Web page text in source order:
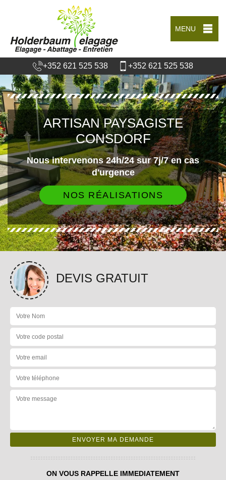
MENU
+352 621 525 538 +352 621 525 538
ARTISAN PAYSAGISTE
CONSDORF
Nous intervenons 24h/24 sur 7j/7 en cas
d'urgence
NOS RÉALISATIONS
DEVIS GRATUIT
ON VOUS RAPPELLE IMMEDIATEMENT